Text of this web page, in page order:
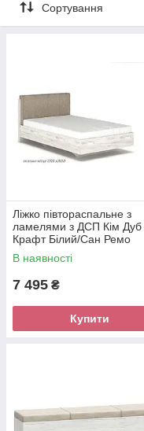
Сортування
Ліжко півтораспальне з
ламелями з ДСП Кім Дуб
Крафт Білий/Сан Ремо
Мебель Сервіс
В наявності
7 495 ₴
Купити